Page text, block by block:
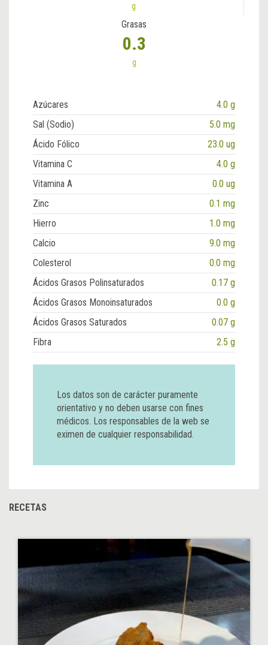
g
Grasas
0.3
g
Azúcares
4.0 g
Sal (Sodio)
5.0 mg
Ácido Fólico
23.0 ug
Vitamina C
4.0 g
Vitamina A
0.0 ug
Zinc
0.1 mg
Hierro
1.0 mg
Calcio
9.0 mg
Colesterol
0.0 mg
Ácidos Grasos Polinsaturados
0.17 g
Ácidos Grasos Monoinsaturados
0.0 g
Ácidos Grasos Saturados
0.07 g
Fibra
2.5 g
Los datos son de carácter puramente
orientativo y no deben usarse con fines
médicos. Los responsables de la web se
eximen de cualquier responsabilidad.
RECETAS